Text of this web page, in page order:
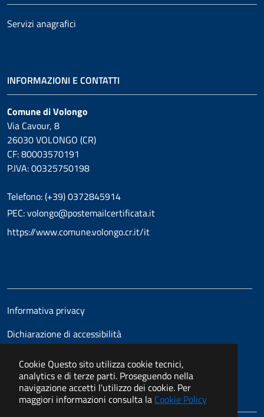
Cookie Questo sito utilizza cookie tecnici,
analytics e di terze parti. Proseguendo nella
navigazione accetti l'utilizzo dei cookie. Per
maggiori informazioni consulta la Cookie Policy
Servizi anagrafici
INFORMAZIONI E CONTATTI
Comune di Volongo
Via Cavour, 8
26030 VOLONGO (CR)
CF: 80003570191
P.IVA: 00325750198
Telefono: (+39) 0372845914
PEC: volongo@postemailcertificata.it
https://www.comune.volongo.cr.it/it
Informativa privacy
Dichiarazione di accessibilità